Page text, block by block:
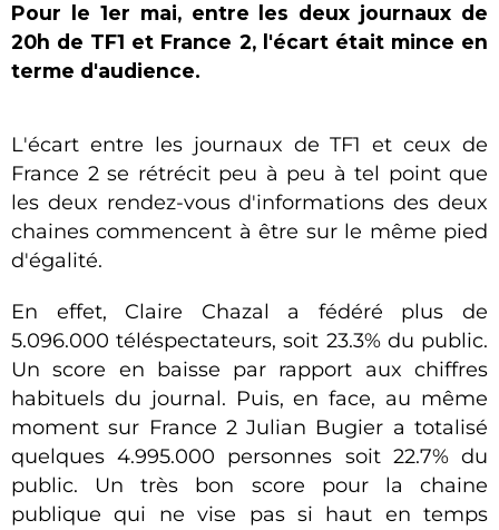
Pour le 1er mai, entre les deux journaux de
20h de TF1 et France 2, l'écart était mince en
terme d'audience.
L'écart entre les journaux de TF1 et ceux de
France 2 se rétrécit peu à peu à tel point que
les deux rendez-vous d'informations des deux
chaines commencent à être sur le même pied
d'égalité.
En effet, Claire Chazal a fédéré plus de
5.096.000 téléspectateurs, soit 23.3% du public.
Un score en baisse par rapport aux chiffres
habituels du journal. Puis, en face, au même
moment sur France 2 Julian Bugier a totalisé
quelques 4.995.000 personnes soit 22.7% du
public. Un très bon score pour la chaine
publique qui ne vise pas si haut en temps